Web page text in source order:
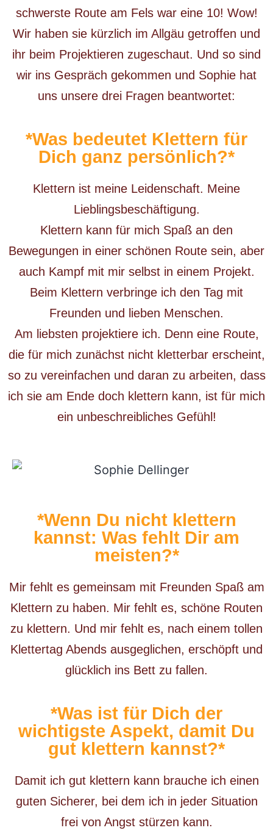
schwerste Route am Fels war eine 10! Wow!
Wir haben sie kürzlich im Allgäu getroffen und
ihr beim Projektieren zugeschaut. Und so sind
wir ins Gespräch gekommen und Sophie hat
uns unsere drei Fragen beantwortet:
*Was bedeutet Klettern für
Dich ganz persönlich?*
Klettern ist meine Leidenschaft. Meine
Lieblingsbeschäftigung.
Klettern kann für mich Spaß an den
Bewegungen in einer schönen Route sein, aber
auch Kampf mit mir selbst in einem Projekt.
Beim Klettern verbringe ich den Tag mit
Freunden und lieben Menschen.
Am liebsten projektiere ich. Denn eine Route,
die für mich zunächst nicht kletterbar erscheint,
so zu vereinfachen und daran zu arbeiten, dass
ich sie am Ende doch klettern kann, ist für mich
ein unbeschreibliches Gefühl!
*Wenn Du nicht klettern
kannst: Was fehlt Dir am
meisten?*
Mir fehlt es gemeinsam mit Freunden Spaß am
Klettern zu haben. Mir fehlt es, schöne Routen
zu klettern. Und mir fehlt es, nach einem tollen
Klettertag Abends ausgeglichen, erschöpft und
glücklich ins Bett zu fallen.
*Was ist für Dich der
wichtigste Aspekt, damit Du
gut klettern kannst?*
Damit ich gut klettern kann brauche ich einen
guten Sicherer, bei dem ich in jeder Situation
frei von Angst stürzen kann.